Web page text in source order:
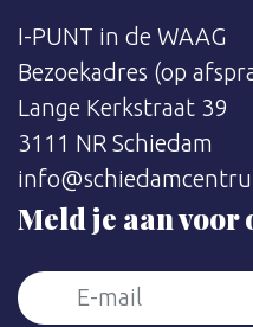
I-PUNT in de WAAG
Bezoekadres (op
Lange Kerkstraat 39
3111 NR Schiedam
Meld je aan voor